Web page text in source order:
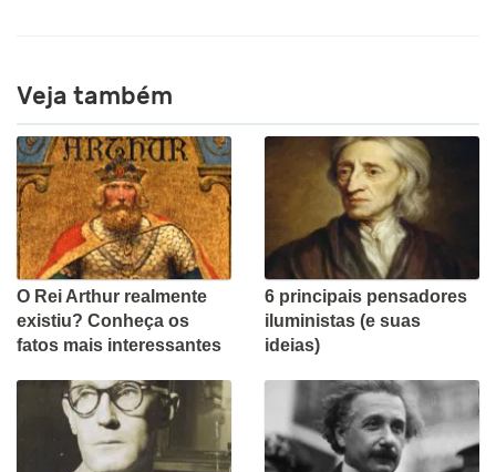
Veja também
O Rei Arthur realmente
existiu? Conheça os
fatos mais interessantes
6 principais pensadores
iluministas (e suas
ideias)